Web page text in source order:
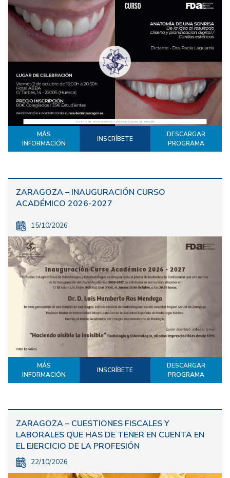
MÁS
INFORMACIÓN
INSCRÍBETE
DESCARGAR
PROGRAMA
ZARAGOZA – INAUGURACIÓN CURSO
ACADÉMICO 2026-2027
15/10/2026
MÁS
INFORMACIÓN
INSCRÍBETE
DESCARGAR
PROGRAMA
ZARAGOZA – CUESTIONES FISCALES Y
LABORALES QUE HAS DE TENER EN CUENTA EN
EL EJERCICIO DE LA PROFESIÓN
22/10/2026